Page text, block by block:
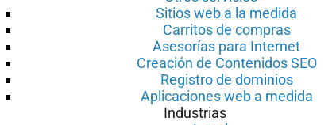
Sitios web a la medida
Carritos de compras
Asesorías para Internet
Creación de Contenidos SEO
Registro de dominios
Aplicaciones web a medida
Industrias